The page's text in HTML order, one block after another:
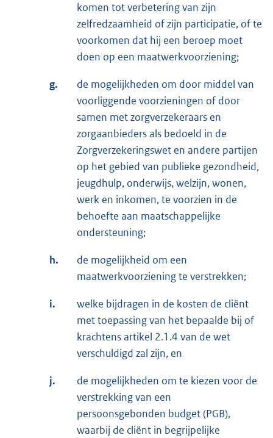
komen tot verbetering van zijn
zelfredzaamheid of zijn participatie, of te
voorkomen dat hij een beroep moet
doen op een maatwerkvoorziening;
g.
de mogelijkheden om door middel van
voorliggende voorzieningen of door
samen met zorgverzekeraars en
zorgaanbieders als bedoeld in de
Zorgverzekeringswet en andere partijen
op het gebied van publieke gezondheid,
jeugdhulp, onderwijs, welzijn, wonen,
werk en inkomen, te voorzien in de
behoefte aan maatschappelijke
ondersteuning;
h.
de mogelijkheid om een
maatwerkvoorziening te verstrekken;
i.
welke bijdragen in de kosten de cliënt
met toepassing van het bepaalde bij of
krachtens artikel 2.1.4 van de wet
verschuldigd zal zijn, en
j.
de mogelijkheden om te kiezen voor de
verstrekking van een
persoonsgebonden budget (PGB),
waarbij de cliënt in begrijpelijke